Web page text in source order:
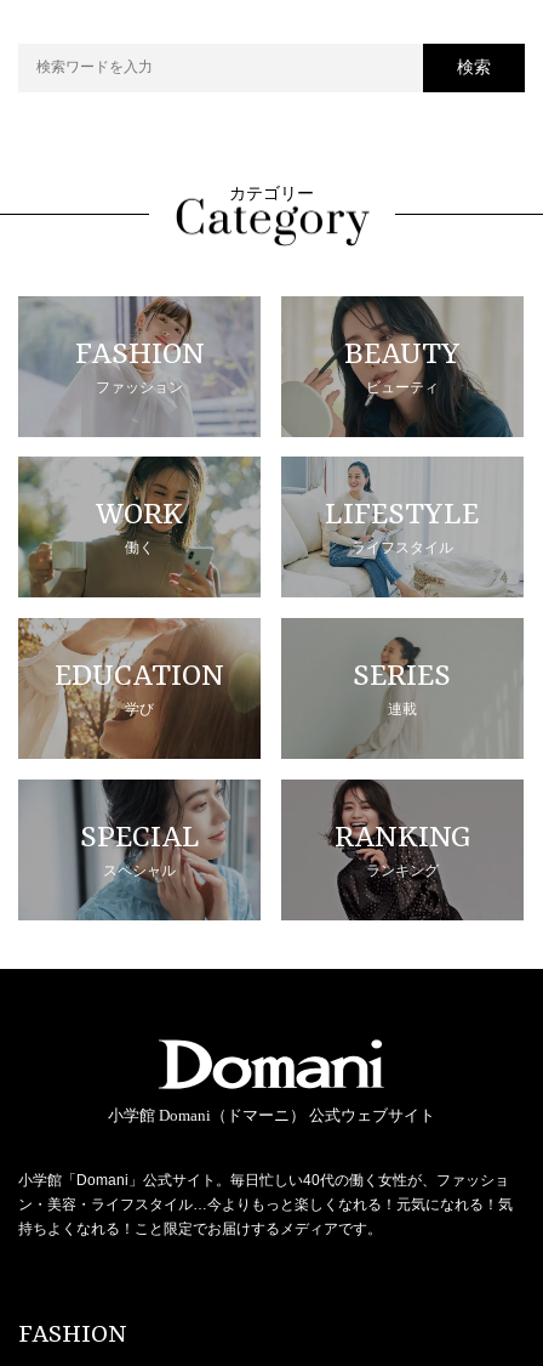
検索
カテゴリー
FASHION
ファッション
BEAUTY
ビューティ
WORK
働く
LIFESTYLE
ライフスタイル
EDUCATION
学び
SERIES
連載
SPECIAL
スペシャル
RANKING
ランキング
小学館 Domani（ドマーニ） 公式ウェブサイト
小学館「Domani」公式サイト。毎日忙しい40代の働く女性が、ファッショ
ン・美容・ライフスタイル…今よりもっと楽しくなれる！元気になれる！気
持ちよくなれる！こと限定でお届けするメディアです。
FASHION